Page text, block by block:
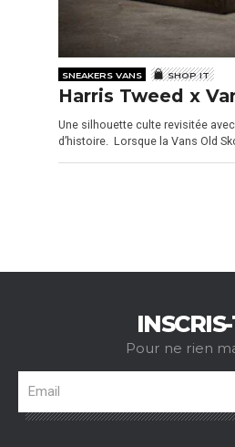
SNEAKERS VANS SHOP IT
Harris Tweed x
Une silhouette culte revisitée
d’histoire. Lorsque la Vans Old
Pour ne rien